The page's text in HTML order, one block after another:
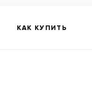
КАК КУПИТЬ